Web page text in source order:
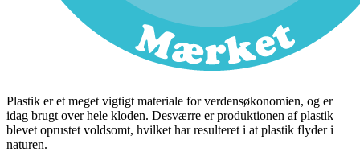
Plastik er et meget vigtigt materiale for verdensøkonomien, og er
idag brugt over hele kloden. Desværre er produktionen af plastik
blevet oprustet voldsomt, hvilket har resulteret i at plastik flyder i
naturen.